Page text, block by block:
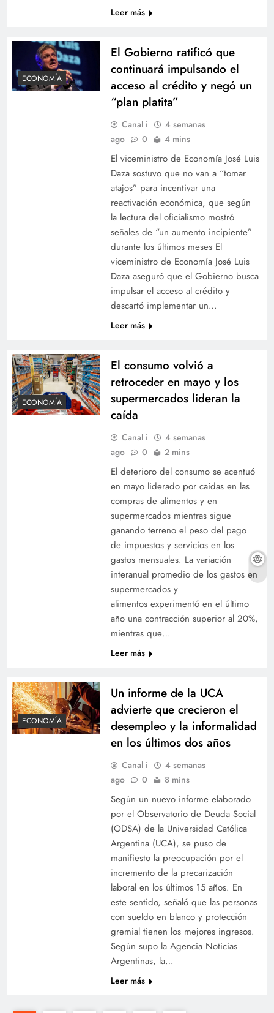
Leer más
ECONOMÍA
El Gobierno ratificó que
continuará impulsando el
acceso al crédito y negó un
“plan platita”
Canal i
4 semanas
ago
0 4 mins
El viceministro de Economía José Luis
Daza sostuvo que no van a “tomar
atajos” para incentivar una
reactivación económica, que según
la lectura del oficialismo mostró
señales de “un aumento incipiente”
durante los últimos meses El
viceministro de Economía José Luis
Daza aseguró que el Gobierno busca
impulsar el acceso al crédito y
descartó implementar un…
Leer más
ECONOMÍA
El consumo volvió a
retroceder en mayo y los
supermercados lideran la
caída
Canal i
4 semanas
ago
0 2 mins
El deterioro del consumo se acentuó
en mayo liderado por caídas en las
compras de alimentos y en
supermercados mientras sigue
ganando terreno el peso del pago
de impuestos y servicios en los
gastos mensuales. La variación
interanual promedio de los gastos en
supermercados y
alimentos experimentó en el último
año una contracción superior al 20%,
mientras que…
Leer más
ECONOMÍA
Un informe de la UCA
advierte que crecieron el
desempleo y la informalidad
en los últimos dos años
Canal i
4 semanas
ago
0 8 mins
Según un nuevo informe elaborado
por el Observatorio de Deuda Social
(ODSA) de la Universidad Católica
Argentina (UCA), se puso de
manifiesto la preocupación por el
incremento de la precarización
laboral en los últimos 15 años. En
este sentido, señaló que las personas
con sueldo en blanco y protección
gremial tienen los mejores ingresos.
Según supo la Agencia Noticias
Argentinas, la…
Leer más